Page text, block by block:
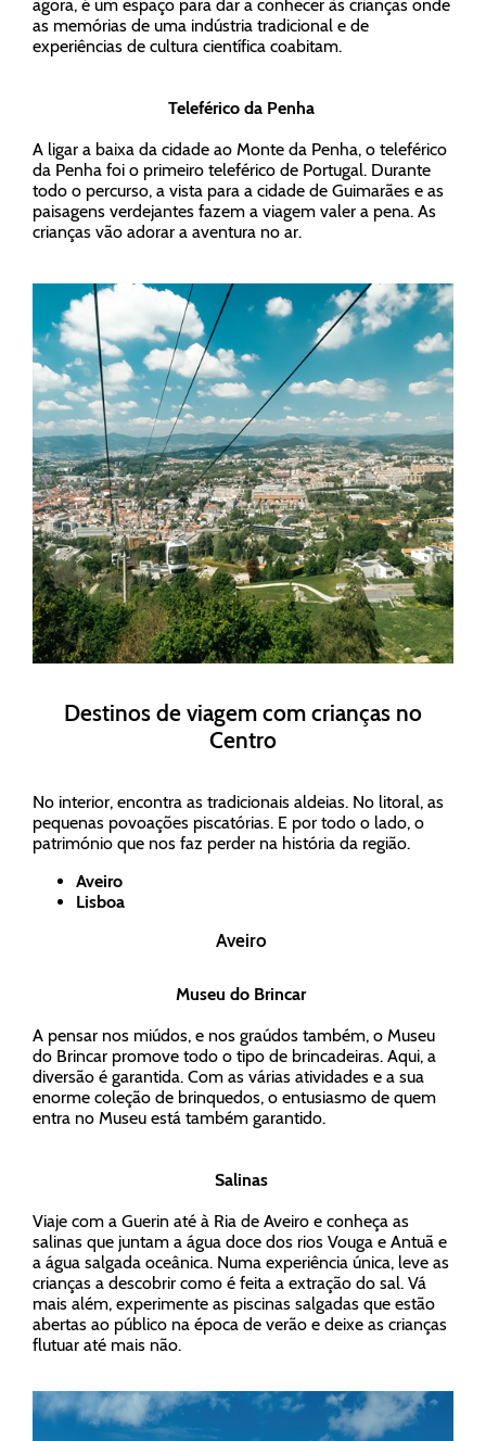
agora, é um espaço para dar a conhecer às crianças onde
as memórias de uma indústria tradicional e de
experiências de cultura científica coabitam.
Teleférico da Penha
A ligar a baixa da cidade ao Monte da Penha, o teleférico
da Penha foi o primeiro teleférico de Portugal. Durante
todo o percurso, a vista para a cidade de Guimarães e as
paisagens verdejantes fazem a viagem valer a pena. As
crianças vão adorar a aventura no ar.
Destinos de viagem com crianças no
Centro
No interior, encontra as tradicionais aldeias. No litoral, as
pequenas povoações piscatórias. E por todo o lado, o
património que nos faz perder na história da região.
Aveiro
Lisboa
Aveiro
Museu do Brincar
A pensar nos miúdos, e nos graúdos também, o Museu
do Brincar promove todo o tipo de brincadeiras. Aqui, a
diversão é garantida. Com as várias atividades e a sua
enorme coleção de brinquedos, o entusiasmo de quem
entra no Museu está também garantido.
Salinas
Viaje com a Guerin até à Ria de Aveiro e conheça as
salinas que juntam a água doce dos rios Vouga e Antuã e
a água salgada oceânica. Numa experiência única, leve as
crianças a descobrir como é feita a extração do sal. Vá
mais além, experimente as piscinas salgadas que estão
abertas ao público na época de verão e deixe as crianças
flutuar até mais não.